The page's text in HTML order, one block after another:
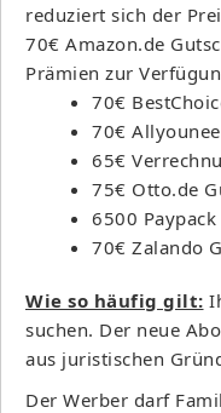
reduziert sich der
70€ Amazon.de
Prämien zur
70€
70€
65€
75€ Otto.de
6500
70€ Zalando
Wie so häufig gilt:
suchen. Der neue
aus juristischen
Der Werber darf